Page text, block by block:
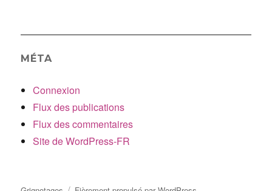
MÉTA
Connexion
Flux des publications
Flux des commentaires
Site de WordPress-FR